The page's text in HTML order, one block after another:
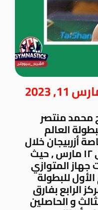
11, 2023
محمد منتصر
العالم
أزربيجان خلال
الفترة من ٩ مارس وحتى ١٢ مارس , حيث
جهاز المتوازي
للبطولة
الرابع بفارق
و الحاصلين